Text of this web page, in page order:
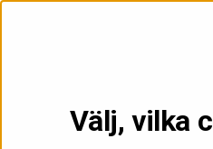
Välj, vilka
/Moody’s fattade inget